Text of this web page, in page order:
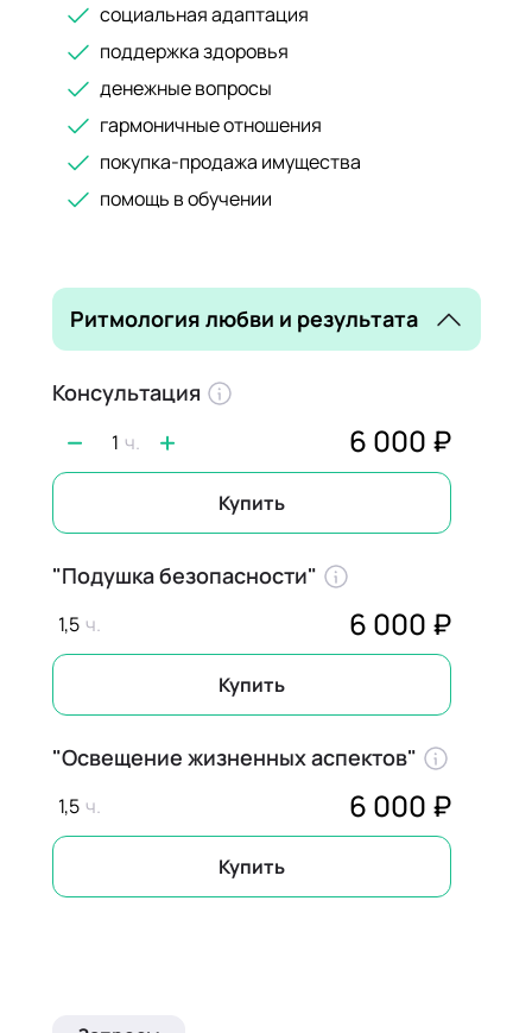
социальная адаптация
поддержка здоровья
денежные вопросы
гармоничные отношения
покупка-продажа имущества
помощь в обучении
Ритмология любви и результата
Консультация
1 6 000 ₽
Купить
"Подушка безопасности"
1,5 6 000 ₽
Купить
"Освещение жизненных аспектов"
1,5 6 000 ₽
Купить